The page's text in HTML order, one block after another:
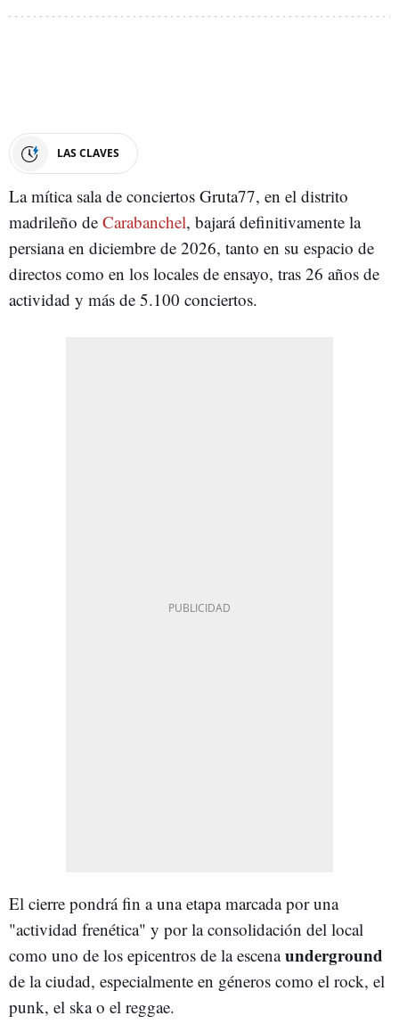
LAS CLAVES
La mítica sala de conciertos Gruta77, en el distrito
madrileño de Carabanchel, bajará definitivamente la
persiana en diciembre de 2026, tanto en su espacio de
directos como en los locales de ensayo, tras 26 años de
actividad y más de 5.100 conciertos.
El cierre pondrá fin a una etapa marcada por una
"actividad frenética" y por la consolidación del local
como uno de los epicentros de la escenaunderground
de la ciudad, especialmente en géneros como el rock, el
punk, el ska o el reggae.